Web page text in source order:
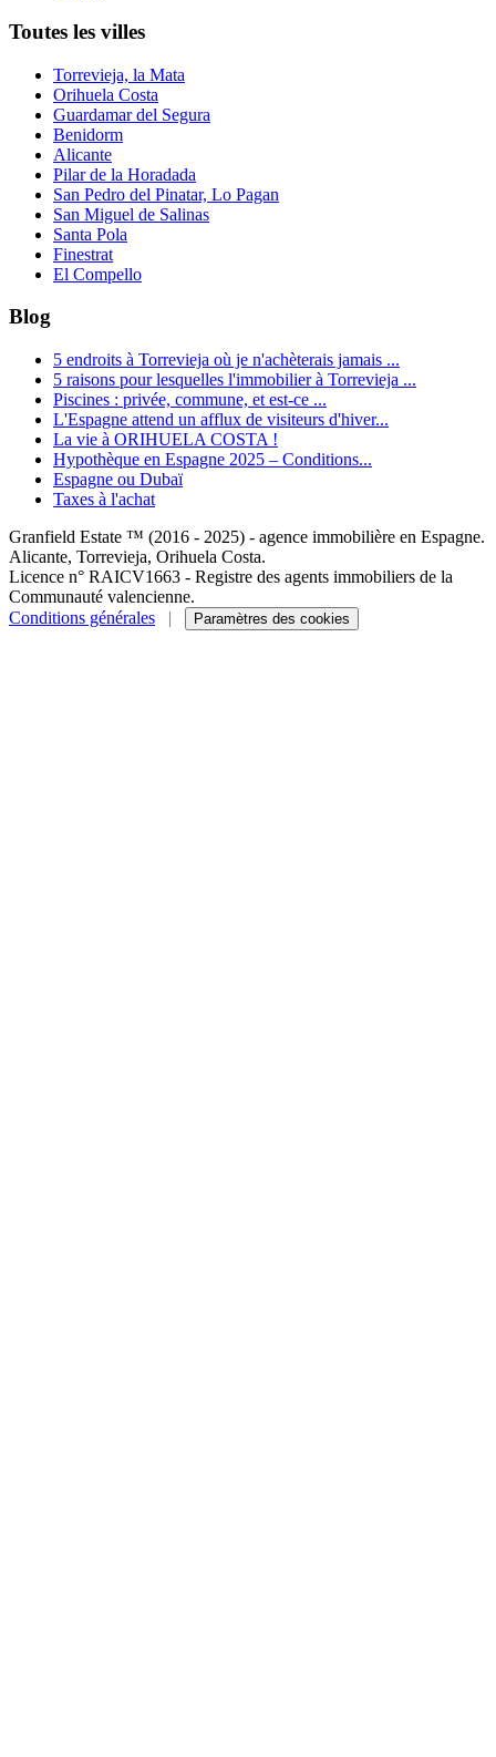
Toutes les villes
Torrevieja, la Mata
Orihuela Costa
Guardamar del Segura
Benidorm
Alicante
Pilar de la Horadada
San Pedro del Pinatar, Lo Pagan
San Miguel de Salinas
Santa Pola
Finestrat
El Compello
Blog
5 endroits à Torrevieja où je n'achèterais jamais ...
5 raisons pour lesquelles l'immobilier à Torrevieja ...
Piscines : privée, commune, et est-ce ...
L'Espagne attend un afflux de visiteurs d'hiver...
La vie à ORIHUELA COSTA !
Hypothèque en Espagne 2025 – Conditions...
Espagne ou Dubaï
Taxes à l'achat
Granfield Estate ™ (2016 - 2025) - agence immobilière en Espagne.
Alicante, Torrevieja, Orihuela Costa.
Licence n° RAICV1663 - Registre des agents immobiliers de la
Communauté valencienne.
Conditions générales
| Paramètres des cookies